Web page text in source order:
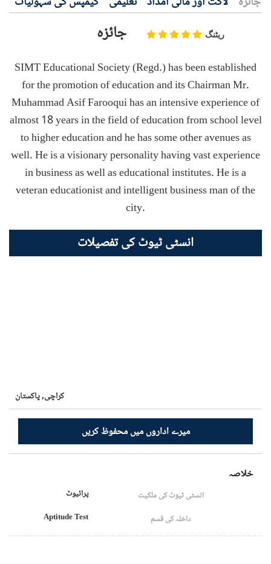
جائزہ ریٹنگ
SIMT Educational Society (Regd.) has been established
for the promotion of education and its Chairman Mr.
Muhammad Asif Farooqui has an intensive experience of
almost 18 years in the field of education from school level
to higher education and he has some other avenues as
well. He is a visionary personality having vast experience
in business as well as educational institutes. He is a
veteran educationist and intelligent business man of the
city.
انسٹی ٹیوٹ کی تفصیلات
کراچی,پاکستان
میرے اداروں میں محفوظ کریں
خلاصہ
انسٹی ٹیوٹ کی ملکیت
پرائیوٹ
داخلہ کی قسم
Aptitude Test